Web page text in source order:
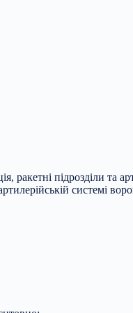
підрозділи та
системі